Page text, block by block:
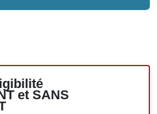
et SANS